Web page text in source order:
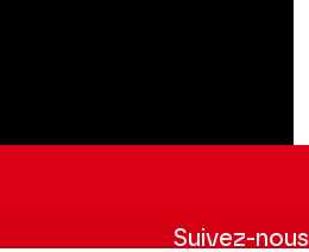
Suivez-nous